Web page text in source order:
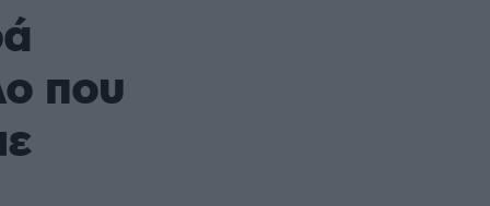
που